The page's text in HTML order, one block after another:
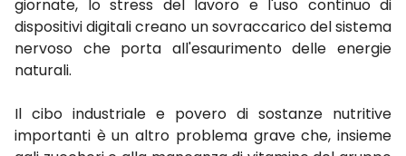
giornate, lo stress del lavoro e l'uso continuo di
dispositivi digitali creano un sovraccarico del sistema
nervoso che porta all'esaurimento delle energie
naturali.
Il cibo industriale e povero di sostanze nutritive
importanti è un altro problema grave che, insieme